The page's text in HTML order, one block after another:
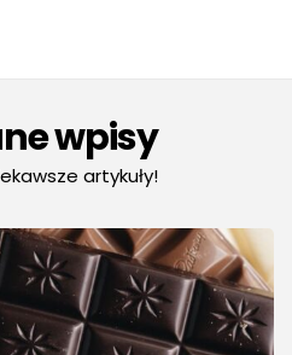
wpisy
artykuły!